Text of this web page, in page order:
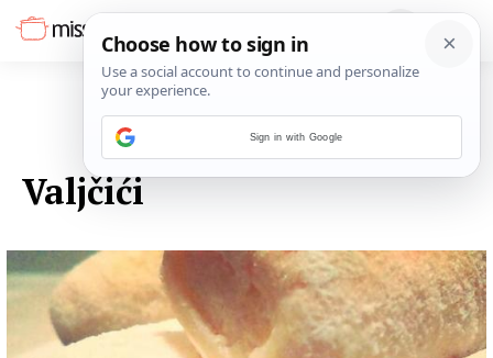
Valjčići
Sign in with Google